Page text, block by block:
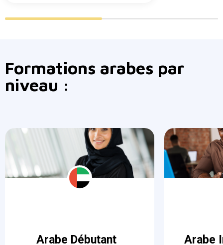
Formations arabes par
niveau :
Arabe Débutant Arabe